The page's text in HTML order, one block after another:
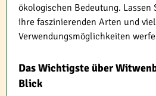
ökologischen Bedeutung.
ihre faszinierenden Arten und
Verwendungsmöglichkeiten
Das Wichtigste über
Blick